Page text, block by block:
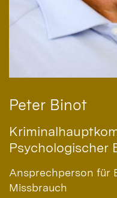
Peter Binot
Psychologischer
Ansprechperson für
Missbrauch